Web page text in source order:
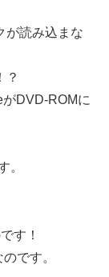
が読み込まな
？
DVD-ROMに
。
す！
です。